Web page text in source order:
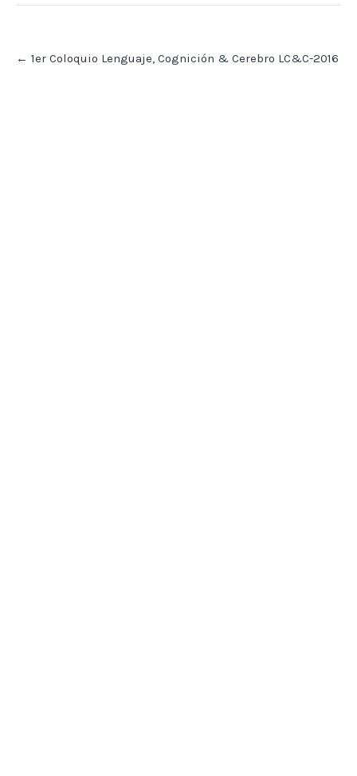
navigation
← 1er Coloquio Lenguaje, Cognición & Cerebro LC&C-2016